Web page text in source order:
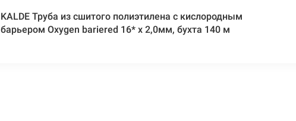
KALDE Труба из сшитого полиэтилена c кислородным
барьером Oxygen bariered 16* x 2,0мм, бухта 140 м